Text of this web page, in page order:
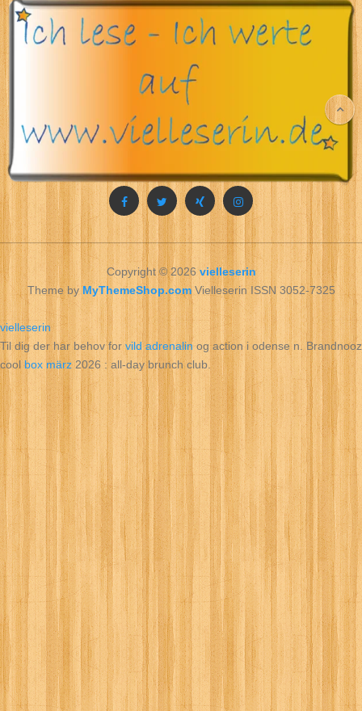
Copyright © 2026vielleserin
Theme by MyThemeShop.comVielleserin ISSN 3052-7325
vielleserin
Til dig der har behov forvild adrenalinog action i odense n. Brandnooz
coolbox märz2026 : all‑day brunch club.